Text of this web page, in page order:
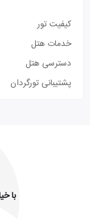
کیفیت تور
خدمات هتل
دسترسی هتل
پشتیبانی تورگردان
با